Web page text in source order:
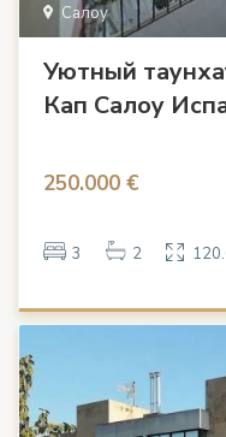
Салоу
Уютный
Кап Салоу
250.000 €
3 2